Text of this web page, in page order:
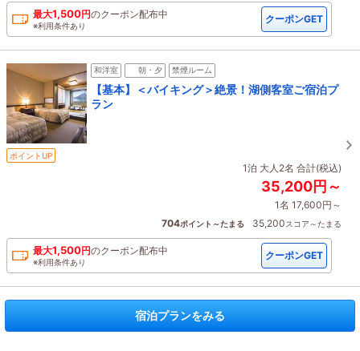
最大1,500円のクーポン配布中
※利用条件あり
クーポンGET
和洋室 朝・夕 禁煙ルーム
【基本】＜バイキング＞絶景！湖側客室ご宿泊プ
ラン
ポイントUP
1泊 大人2名 合計(税込)
35,200円～
1名 17,600円～
704ポイント～たまる 35,200スコア～たまる
最大1,500円のクーポン配布中
※利用条件あり
クーポンGET
宿泊プランをみる